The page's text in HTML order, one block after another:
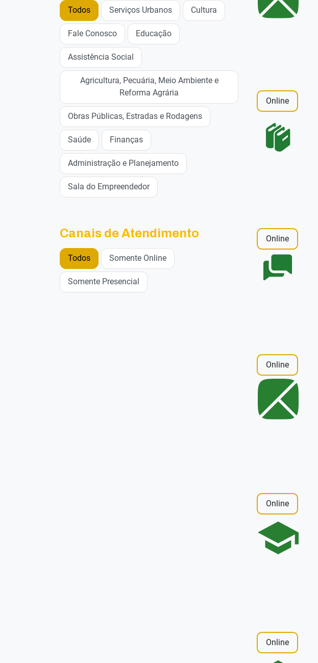
Todos Serviços Urbanos Cultura
Fale Conosco Educação
Assistência Social
Agricultura, Pecuária, Meio Ambiente e
Reforma Agrária
Obras Públicas, Estradas e Rodagens
Saúde Finanças
Administração e Planejamento
Sala do Empreendedor
Canais de Atendimento
Todos Somente Online
Somente Presencial
Online
Online
Online
Online
Online